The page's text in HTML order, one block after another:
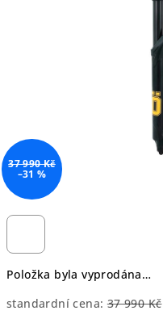
Položka byla vyprodána…
standardní cena: 37 990 Kč
37 990 Kč
–31 %